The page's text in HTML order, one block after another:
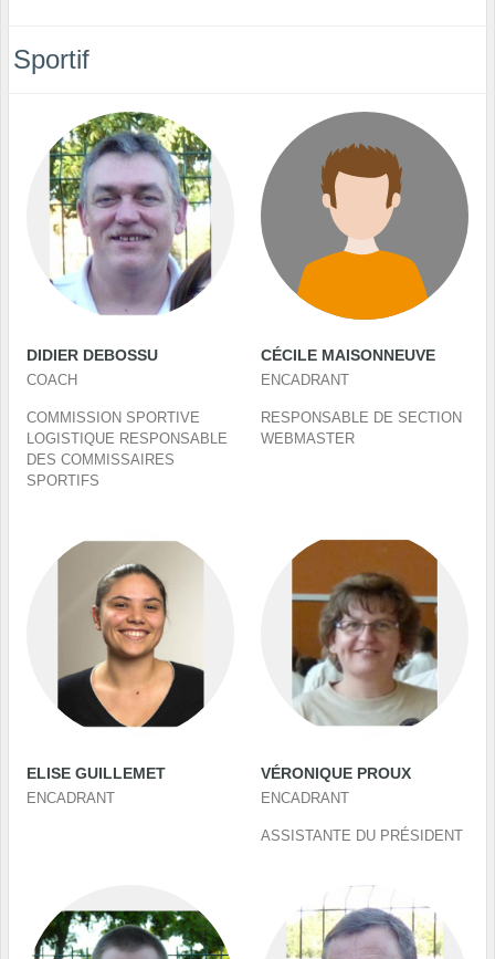
Sportif
DIDIER DEBOSSU
COACH
COMMISSION SPORTIVE
LOGISTIQUE RESPONSABLE
DES COMMISSAIRES
SPORTIFS
CÉCILE MAISONNEUVE
ENCADRANT
RESPONSABLE DE SECTION
WEBMASTER
ELISE GUILLEMET
ENCADRANT
VÉRONIQUE PROUX
ENCADRANT
ASSISTANTE DU PRÉSIDENT